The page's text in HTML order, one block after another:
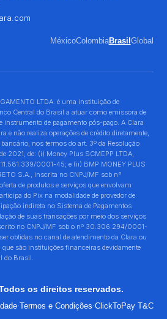
MéxicoColombiaBrasil Global
LTDA. é uma instituição de
Central do Brasil a atuar como emissora de
instrumento de pagamento pós-pago. A Clara
e não realiza operações de crédito diretamente,
nos termos do art. 3º da Resolução
2021, de: (i) Money Plus SCMEPP LTDA,
0001-45; e (ii) BMP MONEY PLUS
S.A., inscrita no CNPJ/MF sob n°
de produtos e serviços que envolvam
do Pix na modalidade de provedor de
indireta no Sistema de Pagamentos
de suas transações por meio dos serviços
no CNPJ/MF sob o nº 30.306.294/0001-
obtidas no canal de atendimento da Clara ou
são instituições financeiras devidamente
do Brasil.
os direitos reservados.
·Termos e Condições·ClickToPay T&C